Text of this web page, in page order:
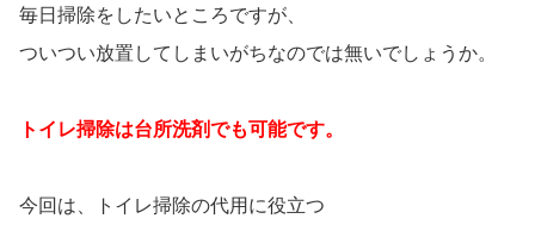
毎日掃除をしたいところですが、
ついつい放置してしまいがちなのでは無いでしょうか。
トイレ掃除は台所洗剤でも可能です。
今回は、トイレ掃除の代用に役立つ